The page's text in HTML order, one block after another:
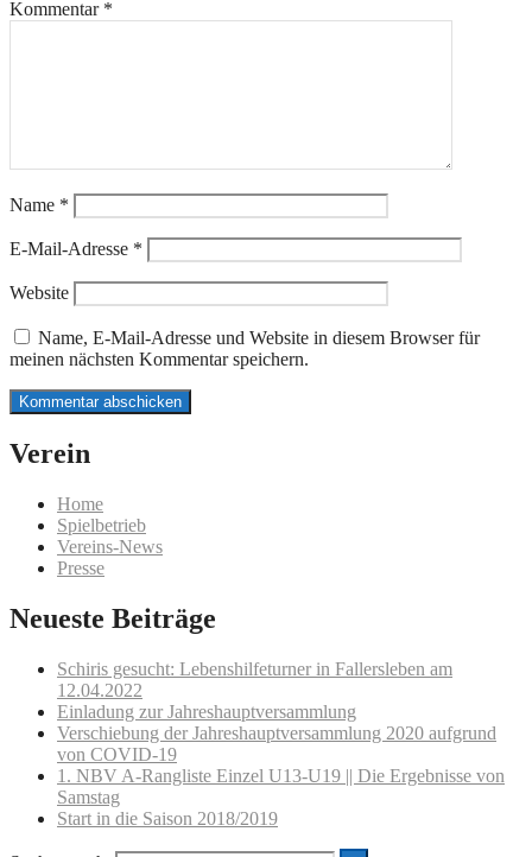
Kommentar *
Name *
E-Mail-Adresse *
Website
Name, E-Mail-Adresse und Website in diesem Browser für
meinen nächsten Kommentar speichern.
Verein
Home
Spielbetrieb
Vereins-News
Presse
Neueste Beiträge
Schiris gesucht: Lebenshilfeturner in Fallersleben am
12.04.2022
Einladung zur Jahreshauptversammlung
Verschiebung der Jahreshauptversammlung 2020 aufgrund
von COVID-19
1. NBV A-Rangliste Einzel U13-U19 || Die Ergebnisse von
Samstag
Start in die Saison 2018/2019